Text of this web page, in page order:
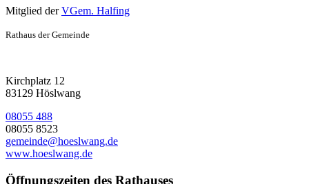
Mitglied derVGem. Halfing
Rathaus der Gemeinde
Kirchplatz 12
83129 Höslwang
08055 488
08055 8523
gemeinde@hoeslwang.de
www.hoeslwang.de
Öffnungszeiten des Rathauses